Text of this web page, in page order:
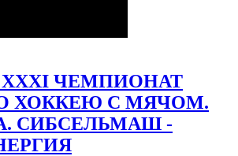
XXXI ЧЕМПИОНАТ
ХОККЕЮ С МЯЧОМ.
СИБСЕЛЬМАШ -